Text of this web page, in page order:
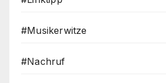
#Musikerwitze
#Nachruf